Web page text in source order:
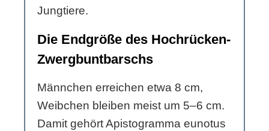
Jungtiere.
Die Endgröße des Hochrücken-
Zwergbuntbarschs
Männchen erreichen etwa 8 cm,
Weibchen bleiben meist um 5–6 cm.
Damit gehört Apistogramma eunotus